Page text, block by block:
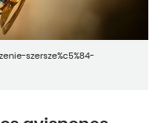
szersze%c5%84-